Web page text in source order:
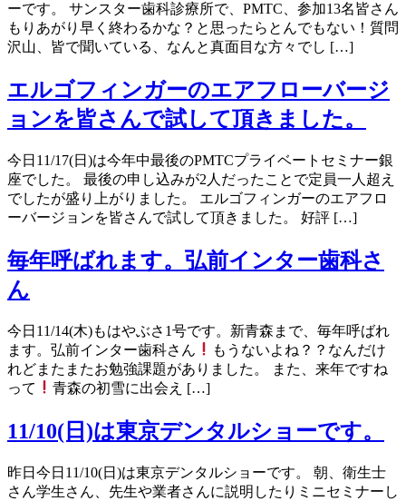
ーです。 サンスター歯科診療所で、PMTC、参加13名皆さん
もりあがり早く終わるかな？と思ったらとんでもない！質問
沢山、皆で聞いている、なんと真面目な方々でし […]
エルゴフィンガーのエアフローバージ
ョンを皆さんで試して頂きました。
今日11/17(日)は今年中最後のPMTCプライベートセミナー銀
座でした。 最後の申し込みが2人だったことで定員一人超え
でしたが盛り上がりました。 エルゴフィンガーのエアフロ
ーバージョンを皆さんで試して頂きました。 好評 […]
毎年呼ばれます。弘前インター歯科さ
ん
今日11/14(木)もはやぶさ1号です。新青森まで、毎年呼ばれ
ます。弘前インター歯科さん
もうないよね？？なんだけ
れどまたまたお勉強課題がありました。 また、来年ですね
って
青森の初雪に出会え […]
11/10(日)は東京デンタルショーです。
昨日今日11/10(日)は東京デンタルショーです。 朝、衛生士
さん学生さん、先生や業者さんに説明したりミニセミナーし